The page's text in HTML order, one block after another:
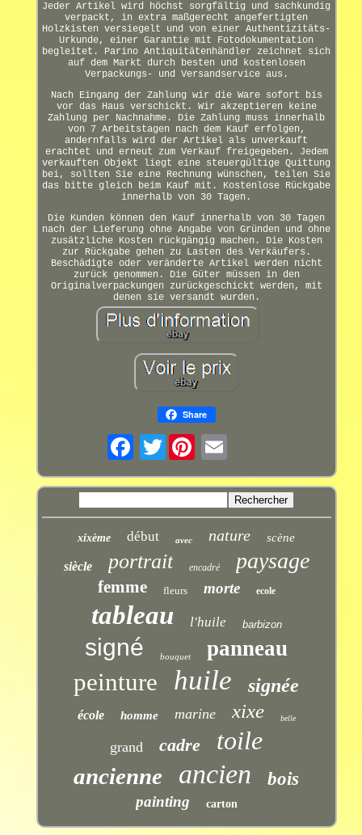
Jeder Artikel wird höchst sorgfältig und sachkundig
verpackt, in extra maßgerecht angefertigten
Holzkisten versiegelt und von einer Authentizitäts-
Urkunde, einer Garantie mit Fotodokumentation
begleitet. Parino Antiquitätenhändler zeichnet sich
auf dem Markt durch besten und kostenlosen
Verpackungs- und Versandservice aus.
Nach Eingang der Zahlung wir die Ware sofort bis
vor das Haus verschickt. Wir akzeptieren keine
Zahlung per Nachnahme. Die Zahlung muss innerhalb
von 7 Arbeitstagen nach dem Kauf erfolgen,
andernfalls wird der Artikel als unverkauft
erachtet und erneut zum Verkauf freigegeben. Jedem
verkauften Objekt liegt eine steuergültige Quittung
bei, sollten Sie eine Rechnung wünschen, teilen Sie
das bitte gleich beim Kauf mit. Kostenlose Rückgabe
innerhalb von 30 Tagen.
Die Kunden können den Kauf innerhalb von 30 Tagen
nach der Lieferung ohne Angabe von Gründen und ohne
zusätzliche Kosten rückgängig machen. Die Kosten
zur Rückgabe gehen zu Lasten des Verkäufers.
Beschädigte oder veränderte Artikel werden nicht
zurück genommen. Die Güter müssen in den
Originalverpackungen zurückgeschickt werden, mit
denen sie versandt wurden.
Share
Twitter
xixème début avec nature scène
siècle portrait encadré paysage
femme fleurs morte ecole
tableau l'huile barbizon
signé bouquet panneau
peinture huile signée
école homme marine xixe belle
grand cadre toile
ancienne ancien bois
painting carton